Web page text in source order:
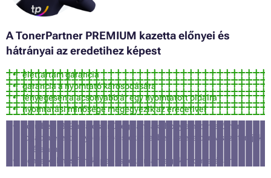
A TonerPartner PREMIUM kazetta előnyei és
hátrányai az eredetihez képest
élettartam garancia
garancia a nyomtató károsodására
lényegesen alacsonyabb ár egy nyomtatott oldalra
nyomtatási minősége megegyezik az eredetivel
körülbelül 3% a valószínűsége annak, hogy a nyomtató nem
fogadja el ezt a nyomtatófestéket (ebben az esetben visszatérítjük
a vételárat)
nem alkalmas fényképek és reklámanyagok nyomtatására